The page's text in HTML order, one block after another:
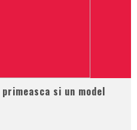
si un model